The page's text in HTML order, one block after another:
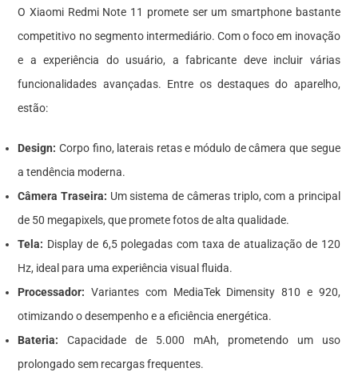
O Xiaomi Redmi Note 11 promete ser um smartphone bastante
competitivo no segmento intermediário. Com o foco em inovação
e a experiência do usuário, a fabricante deve incluir várias
funcionalidades avançadas. Entre os destaques do aparelho,
estão:
Design: Corpo fino, laterais retas e módulo de câmera que segue
a tendência moderna.
Câmera Traseira: Um sistema de câmeras triplo, com a principal
de 50 megapixels, que promete fotos de alta qualidade.
Tela: Display de 6,5 polegadas com taxa de atualização de 120
Hz, ideal para uma experiência visual fluida.
Processador: Variantes com MediaTek Dimensity 810 e 920,
otimizando o desempenho e a eficiência energética.
Bateria: Capacidade de 5.000 mAh, prometendo um uso
prolongado sem recargas frequentes.